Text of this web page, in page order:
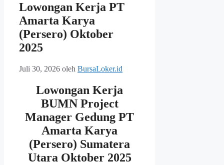
Lowongan Kerja PT
Amarta Karya
(Persero) Oktober
2025
Juli 30, 2026 oleh BursaLoker.id
Lowongan Kerja
BUMN Project
Manager Gedung PT
Amarta Karya
(Persero) Sumatera
Utara Oktober 2025